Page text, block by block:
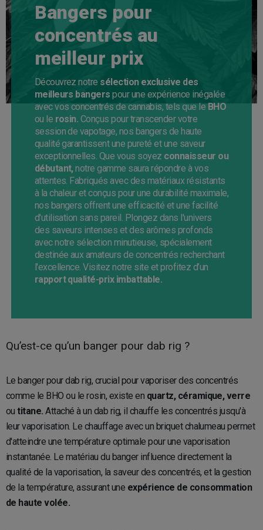
Bangers pour
concentrés au
meilleur prix
Découvrez notre sélection exclusive des
meilleurs bangers pour une expérience inégalée
avec vos concentrés de cannabis, tels que leBHO
ou le rosin. Conçus pour transcender votre
session de vapotage, nos bangers de haute
qualité garantissent une pureté et une saveur
exceptionnelles. Que vous soyez connaisseur ou
débutant,notre gamme saura répondre à vos
attentes. Fabriqués avec des matériaux résistants
à la chaleur et conçus pour une durabilité maximale,
nos bangers offrent une efficacité et une facilité
d'utilisation sans pareil. Plongez dans l'univers
des saveurs intenses et des arômes profonds
avec notre sélection minutieuse, spécialement
destinée aux amateurs de concentrés recherchant
l'excellence. Visitez notre site et profitez d’un
rapport qualité-prix imbattable.
Qu’est-ce qu’un banger pour dab rig ?
Le banger pour dab rig, crucial pour vaporiser des concentrés
comme le BHO ou le rosin, existe en quartz, céramique, verre
ou titane. Attaché à un dab rig, il chauffe les concentrés jusqu'à
leur vaporisation. Le chauffage avec un briquet chalumeau permet
d'atteindre une température optimale pour une vaporisation
instantanée. Le matériau du banger influence directement la
qualité de la vaporisation, la saveur des concentrés, et la gestion
de la température, assurant une expérience de consommation
de haute volée.